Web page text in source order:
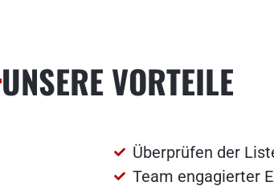
UNSERE VORTEILE
Überprüfen der
Team engagierter